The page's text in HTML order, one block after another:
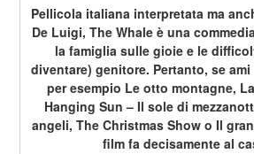
Pellicola italiana interpretata ma
De Luigi, The Whale è una
la famiglia sulle gioie e le
diventare) genitore. Pertanto, se
per esempio Le otto montagne,
Hanging Sun – Il sole di
angeli, The Christmas Show o Il
film fa decisamente al